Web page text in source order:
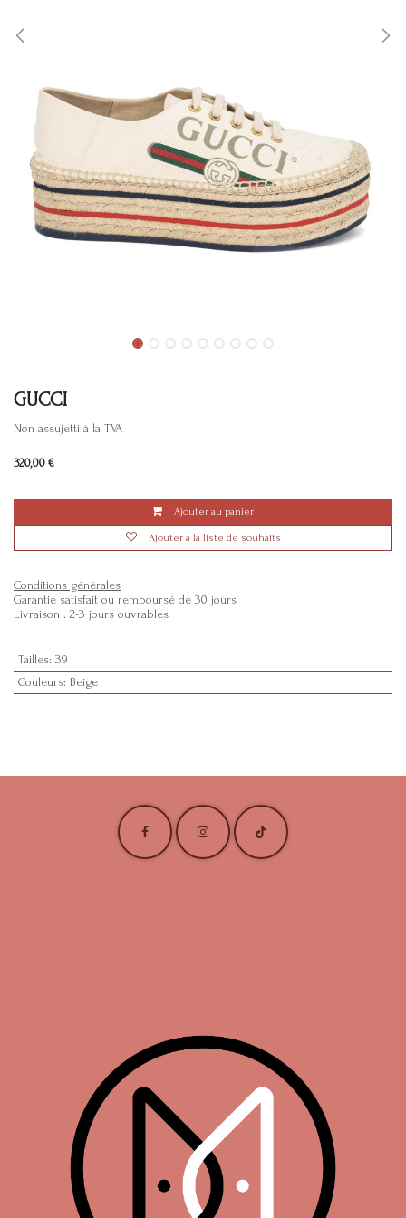
GUCCI
Non assujetti à la TVA
320,00 €
Ajouter au panier
Ajouter à la liste de souhaits
Conditions générales
Garantie satisfait ou remboursé de 30 jours
Livraison : 2-3 jours ouvrables
Tailles: 39
Couleurs: Beige